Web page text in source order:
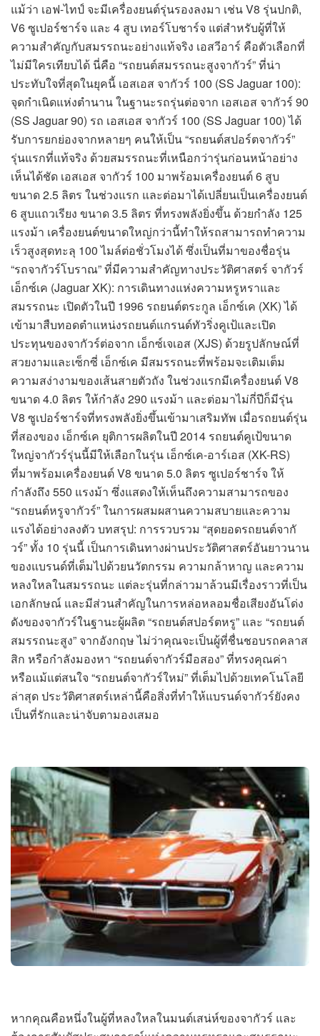
แม้ว่า เอฟ-ไทป์ จะมีเครื่องยนต์รุ่นรองลงมา เช่น V8 รุ่นปกติ,
V6 ซูเปอร์ชาร์จ และ 4 สูบ เทอร์โบชาร์จ แต่สำหรับผู้ที่ให้
ความสำคัญกับสมรรถนะอย่างแท้จริง เอสวีอาร์ คือตัวเลือกที่
ไม่มีใครเทียบได้ นี่คือ “รถยนต์สมรรถนะสูงจากัวร์” ที่น่า
ประทับใจที่สุดในยุคนี้ เอสเอส จากัวร์ 100 (SS Jaguar 100):
จุดกำเนิดแห่งตำนาน ในฐานะรถรุ่นต่อจาก เอสเอส จากัวร์ 90
(SS Jaguar 90) รถ เอสเอส จากัวร์ 100 (SS Jaguar 100) ได้
รับการยกย่องจากหลายๆ คนให้เป็น “รถยนต์สปอร์ตจากัวร์”
รุ่นแรกที่แท้จริง ด้วยสมรรถนะที่เหนือกว่ารุ่นก่อนหน้าอย่าง
เห็นได้ชัด เอสเอส จากัวร์ 100 มาพร้อมเครื่องยนต์ 6 สูบ
ขนาด 2.5 ลิตร ในช่วงแรก และต่อมาได้เปลี่ยนเป็นเครื่องยนต์
6 สูบแถวเรียง ขนาด 3.5 ลิตร ที่ทรงพลังยิ่งขึ้น ด้วยกำลัง 125
แรงม้า เครื่องยนต์ขนาดใหญ่กว่านี้ทำให้รถสามารถทำความ
เร็วสูงสุดทะลุ 100 ไมล์ต่อชั่วโมงได้ ซึ่งเป็นที่มาของชื่อรุ่น
“รถจากัวร์โบราณ” ที่มีความสำคัญทางประวัติศาสตร์ จากัวร์
เอ็กซ์เค (Jaguar XK): การเดินทางแห่งความหรูหราและ
สมรรถนะ เปิดตัวในปี 1996 รถยนต์ตระกูล เอ็กซ์เค (XK) ได้
เข้ามาสืบทอดตำแหน่งรถยนต์แกรนด์ทัวริ่งคูเป้และเปิด
ประทุนของจากัวร์ต่อจาก เอ็กซ์เจเอส (XJS) ด้วยรูปลักษณ์ที่
สวยงามและเซ็กซี่ เอ็กซ์เค มีสมรรถนะที่พร้อมจะเติมเต็ม
ความสง่างามของเส้นสายตัวถัง ในช่วงแรกมีเครื่องยนต์ V8
ขนาด 4.0 ลิตร ให้กำลัง 290 แรงม้า และต่อมาไม่กี่ปีก็มีรุ่น
V8 ซูเปอร์ชาร์จที่ทรงพลังยิ่งขึ้นเข้ามาเสริมทัพ เมื่อรถยนต์รุ่น
ที่สองของ เอ็กซ์เค ยุติการผลิตในปี 2014 รถยนต์คูเป้ขนาด
ใหญ่จากัวร์รุ่นนี้มีให้เลือกในรุ่น เอ็กซ์เค-อาร์เอส (XK-RS)
ที่มาพร้อมเครื่องยนต์ V8 ขนาด 5.0 ลิตร ซูเปอร์ชาร์จ ให้
กำลังถึง 550 แรงม้า ซึ่งแสดงให้เห็นถึงความสามารถของ
“รถยนต์หรูจากัวร์” ในการผสมผสานความสบายและความ
แรงได้อย่างลงตัว บทสรุป: การรวบรวม “สุดยอดรถยนต์จากั
วร์” ทั้ง 10 รุ่นนี้ เป็นการเดินทางผ่านประวัติศาสตร์อันยาวนาน
ของแบรนด์ที่เต็มไปด้วยนวัตกรรม ความกล้าหาญ และความ
หลงใหลในสมรรถนะ แต่ละรุ่นที่กล่าวมาล้วนมีเรื่องราวที่เป็น
เอกลักษณ์ และมีส่วนสำคัญในการหล่อหลอมชื่อเสียงอันโด่ง
ดังของจากัวร์ในฐานะผู้ผลิต “รถยนต์สปอร์ตหรู” และ “รถยนต์
สมรรถนะสูง” จากอังกฤษ ไม่ว่าคุณจะเป็นผู้ที่ชื่นชอบรถคลาส
สิก หรือกำลังมองหา “รถยนต์จากัวร์มือสอง” ที่ทรงคุณค่า
หรือแม้แต่สนใจ “รถยนต์จากัวร์ใหม่” ที่เต็มไปด้วยเทคโนโลยี
ล่าสุด ประวัติศาสตร์เหล่านี้คือสิ่งที่ทำให้แบรนด์จากัวร์ยังคง
เป็นที่รักและน่าจับตามองเสมอ
หากคุณคือหนึ่งในผู้ที่หลงใหลในมนต์เสน่ห์ของจากัวร์ และ